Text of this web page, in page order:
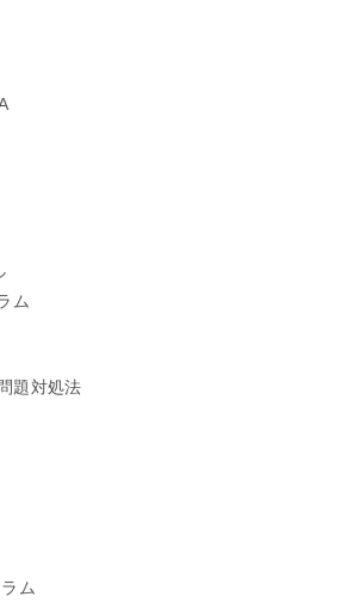
ム
題対処法
ム